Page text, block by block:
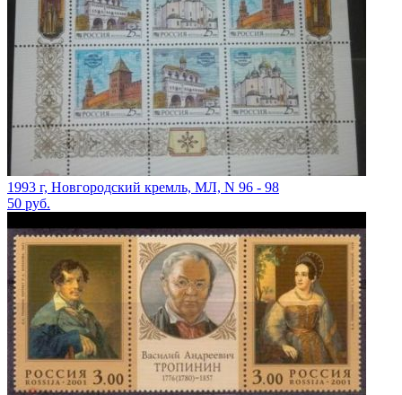
1993 г, Новгородский кремль, МЛ, N 96 - 98
50 руб.